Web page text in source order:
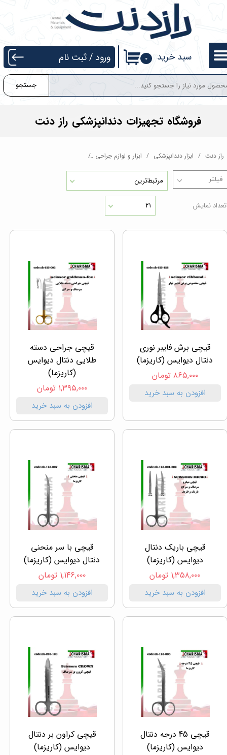
جستجو
۰ سبد خرید ورود /ثبت نام
حساب کاربری من
تغییر گذر واژه
سفارشات
خروج از حساب کاربری
فروشگاه تجهیزات دندانپزشکی راز دنت
راز دنت ابزار دندانپزشکی ابزار و لوازم جراحی
مرتبط‌ترین
تعداد نمایش ۲۱
قیچی برش فایبر نوری
دنتال دیوایس (کاریزما)
۸۶۵,۰۰۰ تومان
افزودن به سبد خرید
قیچی جراحی دسته
طلایی دنتال دیوایس
(کاریزما)
۱,۳۹۵,۰۰۰ تومان
افزودن به سبد خرید
قیچی باریک دنتال
دیوایس (کاریزما)
۱,۳۵۸,۰۰۰ تومان
افزودن به سبد خرید
قیچی با سر منحنی
دنتال دیوایس (کاریزما)
۱,۱۴۶,۰۰۰ تومان
افزودن به سبد خرید
قیچی 45 درجه دنتال
دیوایس (کاریزما)
قیچی کراون بر دنتال
دیوایس (کاریزما)